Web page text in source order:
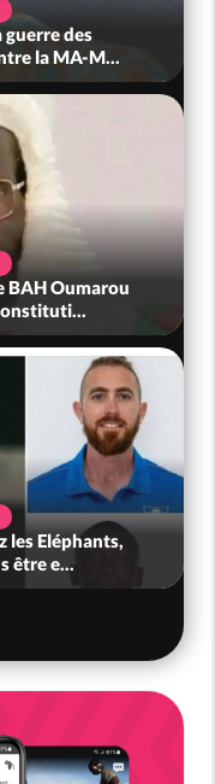
des
la MA-M...
BAH Oumarou
les Eléphants,
être e...